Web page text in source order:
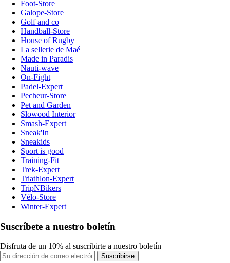
Foot-Store
Galope-Store
Golf and co
Handball-Store
House of Rugby
La sellerie de Maé
Made in Paradis
Nauti-wave
On-Fight
Padel-Expert
Pecheur-Store
Pet and Garden
Slowood Interior
Smash-Expert
Sneak'In
Sneakids
Sport is good
Training-Fit
Trek-Expert
Triathlon-Expert
TripNBikers
Vélo-Store
Winter-Expert
Suscríbete a nuestro boletín
Disfruta de un 10% al suscribirte a nuestro boletín
Suscribirse